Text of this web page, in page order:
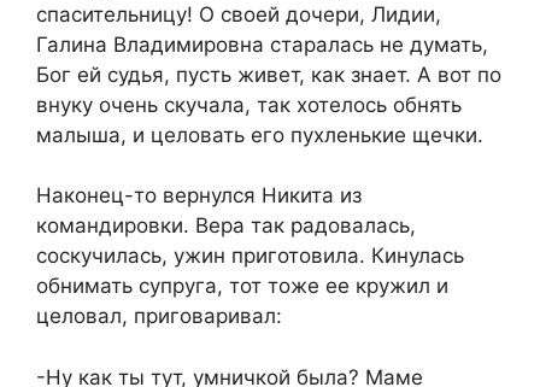
спасительницу! О своей дочери, Лидии,
Галина Владимировна старалась не думать,
Бог ей судья, пусть живет, как знает. А вот по
внуку очень скучала, так хотелось обнять
малыша, и целовать его пухленькие щечки.
Наконец-то вернулся Никита из
командировки. Вера так радовалась,
соскучилась, ужин приготовила. Кинулась
обнимать супруга, тот тоже ее кружил и
целовал, приговаривал:
-Ну как ты тут, умничкой была? Маме